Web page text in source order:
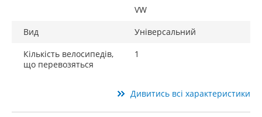
VW
Вид
Універсальний
Кількість велосипедів,
що перевозяться
1
Дивитись всі характеристики